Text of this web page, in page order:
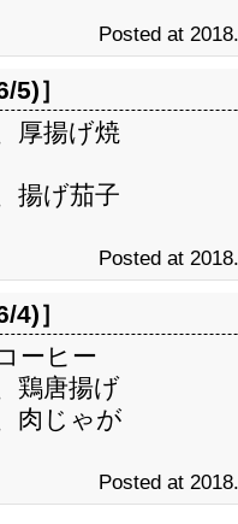
Posted at
5)］
厚揚げ焼
揚げ茄子
Posted at
4)］
ーヒー
鶏唐揚げ
肉じゃが
Posted at